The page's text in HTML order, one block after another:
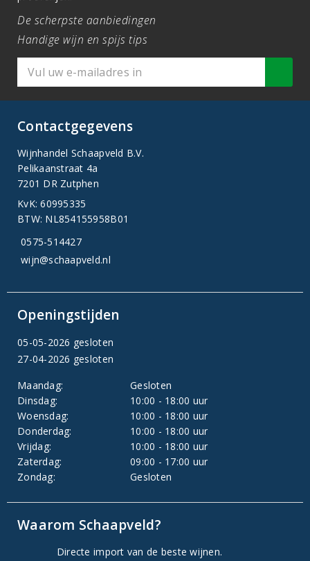
De scherpste aanbiedingen
Handige wijn en spijs tips
Contactgegevens
Wijnhandel Schaapveld B.V.
Pelikaanstraat 4a
7201 DR Zutphen
KvK: 60995335
BTW: NL854155958B01
0575-514427
wijn@schaapveld.nl
Openingstijden
05-05-2026 gesloten
27-04-2026 gesloten
Maandag:
Gesloten
Dinsdag:
10:00 - 18:00 uur
Woensdag:
10:00 - 18:00 uur
Donderdag:
10:00 - 18:00 uur
Vrijdag:
10:00 - 18:00 uur
Zaterdag:
09:00 - 17:00 uur
Zondag:
Gesloten
Waarom Schaapveld?
Directe import van de beste wijnen.